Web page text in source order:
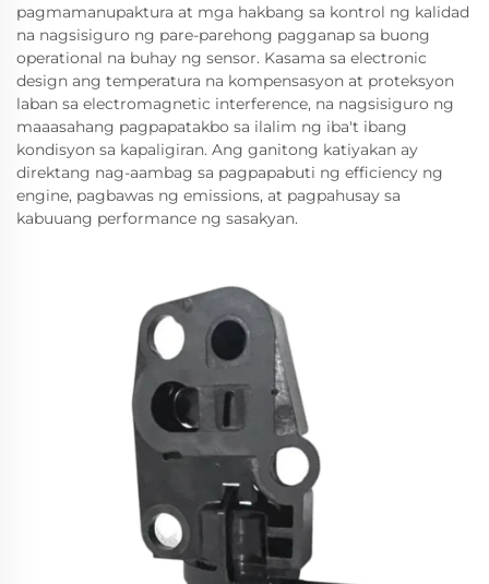
pagmamanupaktura at mga hakbang sa kontrol ng kalidad
na nagsisiguro ng pare-parehong pagganap sa buong
operational na buhay ng sensor. Kasama sa electronic
design ang temperatura na kompensasyon at proteksyon
laban sa electromagnetic interference, na nagsisiguro ng
maaasahang pagpapatakbo sa ilalim ng iba't ibang
kondisyon sa kapaligiran. Ang ganitong katiyakan ay
direktang nag-aambag sa pagpapabuti ng efficiency ng
engine, pagbawas ng emissions, at pagpahusay sa
kabuuang performance ng sasakyan.